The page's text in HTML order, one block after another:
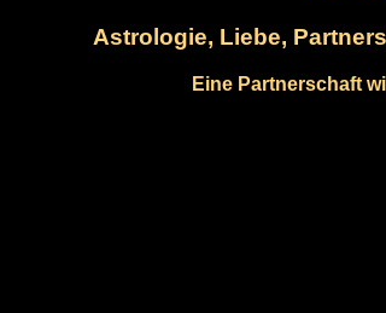
Astrologie, Liebe,
Eine Partnerschaft